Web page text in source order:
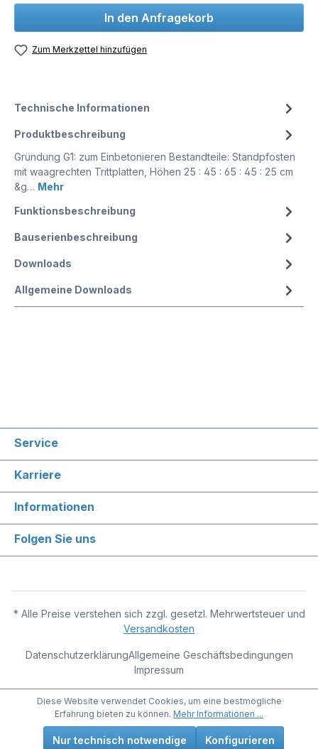
In den Anfragekorb
Zum Merkzettel hinzufügen
Technische Informationen
Produktbeschreibung
Gründung G1: zum Einbetonieren Bestandteile: Standpfosten
mit waagrechten Trittplatten, Höhen 25 : 45 : 65 : 45 : 25 cm
&g… Mehr
Funktionsbeschreibung
Bauserienbeschreibung
Downloads
Allgemeine Downloads
Service
Karriere
Informationen
Folgen Sie uns
* Alle Preise verstehen sich zzgl. gesetzl. Mehrwertsteuer und
Versandkosten
DatenschutzerklärungAllgemeine Geschäftsbedingungen
Impressum
Diese Website verwendet Cookies, um eine bestmögliche
Erfahrung bieten zu können. Mehr Informationen ...
Nur technisch notwendige Konfigurieren